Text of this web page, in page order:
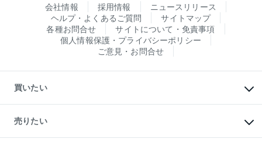
会社情報 採用情報
ニュースリリース
ヘルプ・よくあるご質問
サイトマップ
各種お問合せ
サイトについて・免責事項
個人情報保護・プライバシーポリシー
ご意見・お問合せ
買いたい
新築・分譲マンションの購入
中古マンションの購入
一戸建ての購入
売りたい